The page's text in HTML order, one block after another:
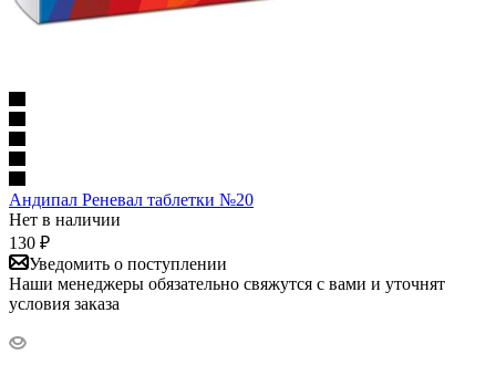
Андипал Реневал таблетки №20
Нет в наличии
130 ₽
Уведомить о поступлении
Наши менеджеры обязательно свяжутся с вами и уточнят
условия заказа